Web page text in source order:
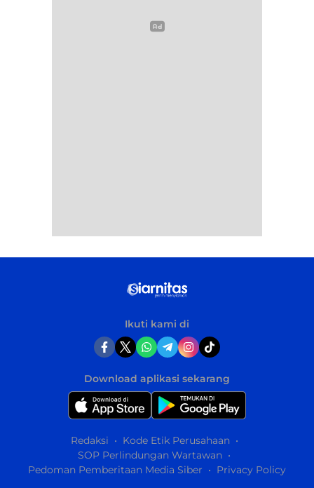
Ikuti kami di
Download aplikasi sekarang
Redaksi
Kode Etik Perusahaan
SOP Perlindungan Wartawan
Pedoman Pemberitaan Media Siber
Privacy Policy